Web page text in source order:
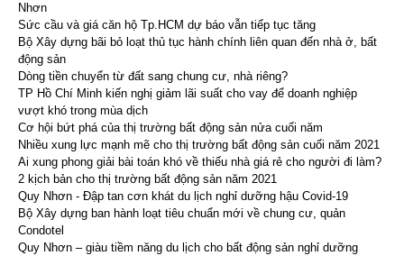
Nhơn
Sức cầu và giá căn hộ Tp.HCM dự báo vẫn tiếp tục tăng
Bộ Xây dựng bãi bỏ loạt thủ tục hành chính liên quan đến nhà ở, bất
động sản
Dòng tiền chuyển từ đất sang chung cư, nhà riêng?
TP Hồ Chí Minh kiến nghị giảm lãi suất cho vay để doanh nghiệp
vượt khó trong mùa dịch
Cơ hội bứt phá của thị trường bất động sản nửa cuối năm
Nhiều xung lực mạnh mẽ cho thị trường bất động sản cuối năm 2021
Ai xung phong giải bài toán khó về thiếu nhà giá rẻ cho người đi làm?
2 kịch bản cho thị trường bất động sản năm 2021
Quy Nhơn - Đập tan cơn khát du lịch nghỉ dưỡng hậu Covid-19
Bộ Xây dựng ban hành loạt tiêu chuẩn mới về chung cư, quản
Condotel
Quy Nhơn – giàu tiềm năng du lịch cho bất động sản nghỉ dưỡng